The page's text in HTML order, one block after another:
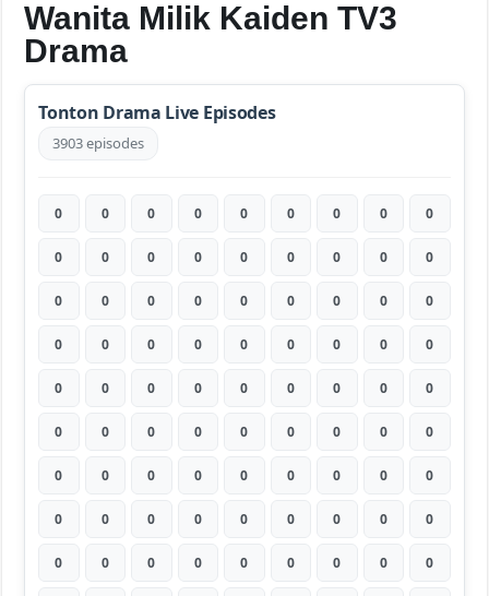
Wanita Milik Kaiden TV3
Drama
Tonton Drama Live Episodes
3903 episodes
0 0 0 0 0 0 0 0 0
0 0 0 0 0 0 0 0 0
0 0 0 0 0 0 0 0 0
0 0 0 0 0 0 0 0 0
0 0 0 0 0 0 0 0 0
0 0 0 0 0 0 0 0 0
0 0 0 0 0 0 0 0 0
0 0 0 0 0 0 0 0 0
0 0 0 0 0 0 0 0 0